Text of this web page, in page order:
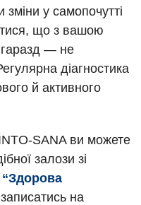
у самопочутті
що з вашою
— не
діагностика
й активного
SANA ви можете
залози зі
“Здорова
на